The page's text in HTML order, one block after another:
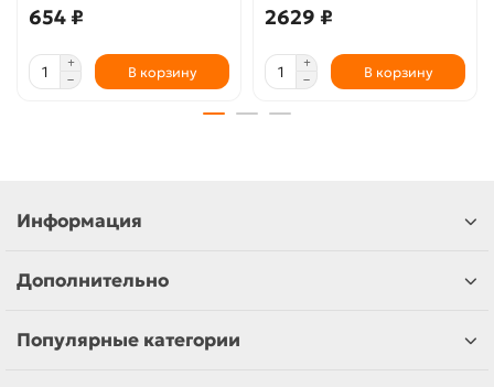
654 ₽
В корзину
2629 ₽
В корзину
Информация
Дополнительно
Популярные категории